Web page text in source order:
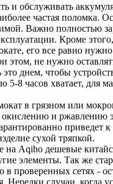
и обслуживать
частая поломка.
Важно полностью
Кроме
его все равно
этом, не нужно
это днем, чтобы
5-8 часов хватает, для
в грязном или
окислению и ржавлению
приведет
сухой тряпкой.
на Aqiho дешевые
элементы. Так же
в проверенных сетях -
Нередки случаи, когда